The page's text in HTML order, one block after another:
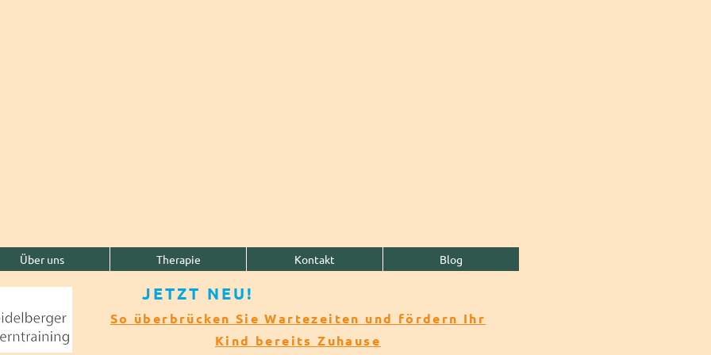
Über uns Therapie Kontakt Blog
JETZT NEU!​​
So überbrücken Sie Wartezeiten und fördern Ihr
Kind bereits Zuhause